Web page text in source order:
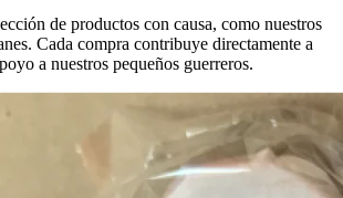
de productos con causa, como nuestros
Cada compra contribuye directamente a
a nuestros pequeños guerreros.